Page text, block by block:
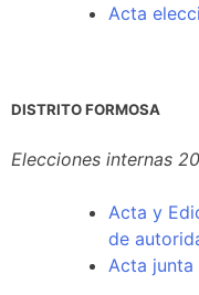
Acta
DISTRITO FORMOSA
Elecciones internas
Acta y
de
Acta